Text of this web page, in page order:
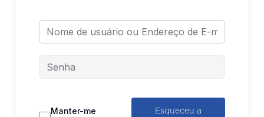
Manter-me
Esqueceu a